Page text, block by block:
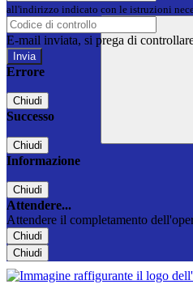
all'indirizzo indicato con le istruzioni
E-mail inviata, si prega di
Errore
Chiudi
Successo
Chiudi
Informazione
Chiudi
Attendere...
Attendere il completamento
Chiudi
Chiudi